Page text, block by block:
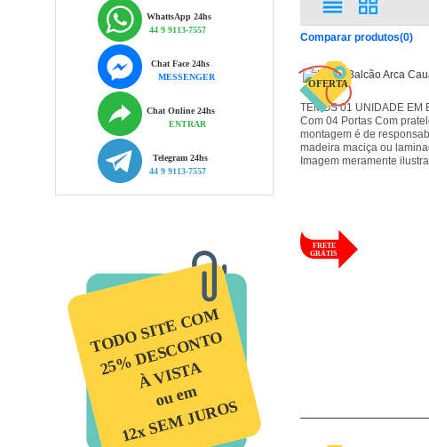
WhattsApp 24hs
44 9 9113-7557
Chat Face 24hs
MESSENGER
Chat Online 24hs
ENTRAR
Telegram 24hs
44 9 9113-7557
TODO SITE COM
25% DESCONTO
À VISTA
ou em
12x SEM JUROS
Comparar produtos(0)
TEMOS 01 UNIDADE EM
Com 04 Portas Com
montagem é de
madeira maciça ou
Imagem meramente